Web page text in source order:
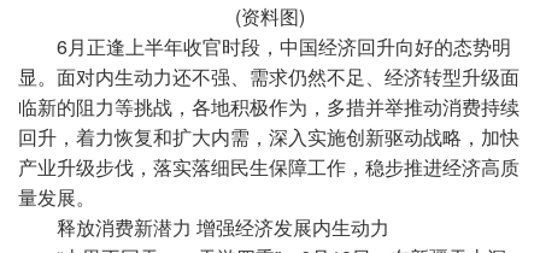
(资料图)
6月正逢上半年收官时段，中国经济回升向好的态势明
显。面对内生动力还不强、需求仍然不足、经济转型升级面
临新的阻力等挑战，各地积极作为，多措并举推动消费持续
回升，着力恢复和扩大内需，深入实施创新驱动战略，加快
产业升级步伐，落实落细民生保障工作，稳步推进经济高质
量发展。
释放消费新潜力 增强经济发展内生动力